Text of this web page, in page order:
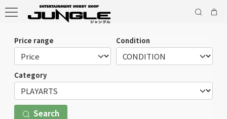
Price range Condition
Category
Search